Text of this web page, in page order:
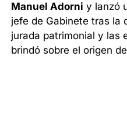
Manuel Adorni y lanzó
jefe de Gabinete tras la
jurada patrimonial y las
brindó sobre el origen